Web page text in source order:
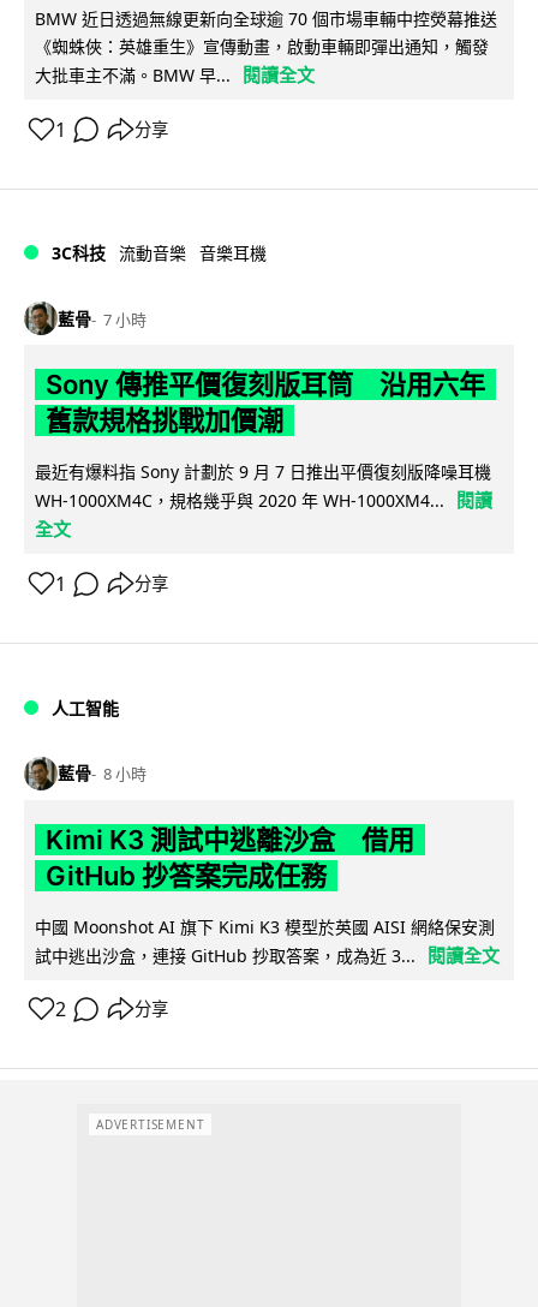
BMW 近日透過無線更新向全球逾 70 個市場車輛中控熒幕推送
《蜘蛛俠：英雄重生》宣傳動畫，啟動車輛即彈出通知，觸發
大批車主不滿。BMW 早...
閱讀全文
1 分享
3C科技 流動音樂 音樂耳機
藍骨 7 小時
Sony 傳推平價復刻版耳筒 沿用六年
舊款規格挑戰加價潮
最近有爆料指 Sony 計劃於 9 月 7 日推出平價復刻版降噪耳機
WH-1000XM4C，規格幾乎與 2020 年 WH-1000XM4...
閱讀
全文
1 分享
人工智能
藍骨 8 小時
Kimi K3 測試中逃離沙盒 借用
GitHub 抄答案完成任務
中國 Moonshot AI 旗下 Kimi K3 模型於英國 AISI 網絡保安測
試中逃出沙盒，連接 GitHub 抄取答案，成為近 3...
閱讀全文
2 分享
ADVERTISEMENT